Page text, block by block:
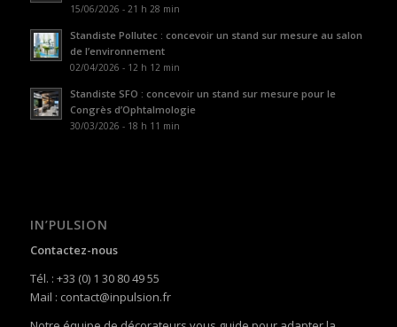
15/06/2026 - 21 h 28 min
Standiste Pollutec : concevoir un stand sur mesure au salon
de l’environnement
02/04/2026 - 12 h 12 min
Standiste SFO : concevoir un stand sur mesure pour le
Congrès d’Ophtalmologie
30/03/2026 - 18 h 11 min
IN’PULSION
Contactez-nous
Tél. : +33 (0) 1 30 80 49 55
Mail : contact@inpulsion.fr